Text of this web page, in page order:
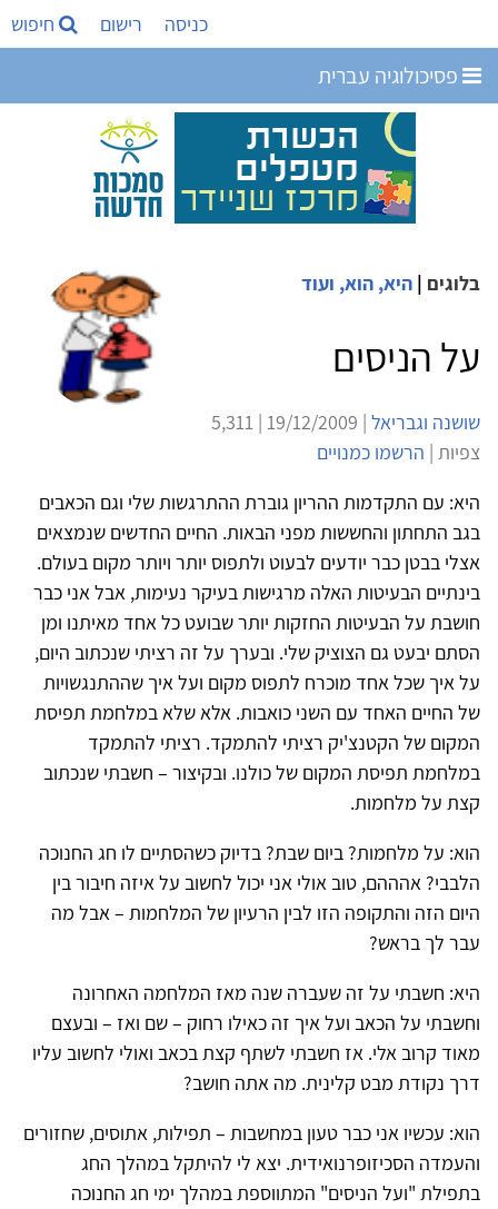
כניסה רישום חיפוש
פסיכולוגיה עברית
בלוגים | היא, הוא, ועוד
על הניסים
שושנה וגבריאל
| 19/12/2009 | 5,311
צפיות | הרשמו כמנויים
היא: עם התקדמות ההריון גוברת ההתרגשות שלי וגם הכאבים
בגב התחתון והחששות מפני הבאות. החיים החדשים שנמצאים
אצלי בבטן כבר יודעים לבעוט ולתפוס יותר ויותר מקום בעולם.
בינתיים הבעיטות האלה מרגישות בעיקר נעימות, אבל אני כבר
חושבת על הבעיטות החזקות יותר שבועט כל אחד מאיתנו ומן
הסתם יבעט גם הצוציק שלי. ובערך על זה רציתי שנכתוב היום,
על איך שכל אחד מוכרח לתפוס מקום ועל איך שההתנגשויות
של החיים האחד עם השני כואבות. אלא שלא במלחמת תפיסת
המקום של הקטנצ'יק רציתי להתמקד. רציתי להתמקד
במלחמת תפיסת המקום של כולנו. ובקיצור – חשבתי שנכתוב
קצת על מלחמות.
הוא: על מלחמות? ביום שבת? בדיוק כשהסתיים לו חג החנוכה
הלבבי? אהההם, טוב אולי אני יכול לחשוב על איזה חיבור בין
היום הזה והתקופה הזו לבין הרעיון של המלחמות – אבל מה
עבר לך בראש?
היא: חשבתי על זה שעברה שנה מאז המלחמה האחרונה
וחשבתי על הכאב ועל איך זה כאילו רחוק – שם ואז – ובעצם
מאוד קרוב אלי. אז חשבתי לשתף קצת בכאב ואולי לחשוב עליו
דרך נקודת מבט קלינית. מה אתה חושב?
הוא: עכשיו אני כבר טעון במחשבות – תפילות, אתוסים, שחזורים
והעמדה הסכיזופרנואידית. יצא לי להיתקל במהלך החג
בתפילת "ועל הניסים" המתווספת במהלך ימי חג החנוכה